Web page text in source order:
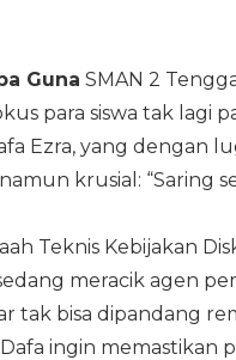
Guna SMAN 2
para siswa tak lagi
Ezra, yang dengan
krusial: “Saring
Teknis Kebijakan
meracik agen
tak bisa dipandang
ingin memastikan